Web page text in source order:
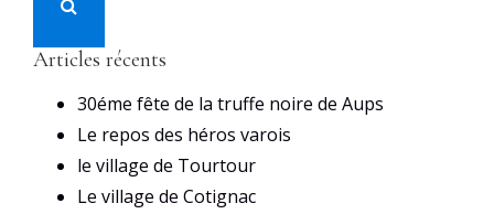
Articles récents
30éme fête de la truffe noire de Aups
Le repos des héros varois
le village de Tourtour
Le village de Cotignac